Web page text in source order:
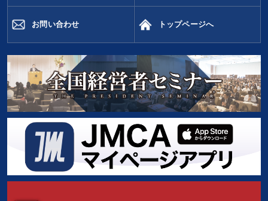
お問い合わせ トップページへ